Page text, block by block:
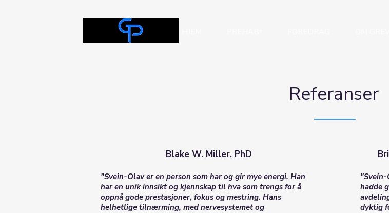
Referanser
Blake W. Miller, PhD
"Svein-Olav er en person som har og gir mye energi. Han
har en unik innsikt og kjennskap til hva som trengs for å
oppnå gode prestasjoner, fokus og mestring. Hans
helhetlige tilnærming, med nervesystemet og
"Svein-
hadde
dyktig